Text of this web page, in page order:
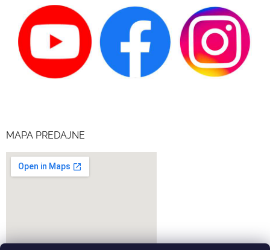
MAPA PREDAJNE